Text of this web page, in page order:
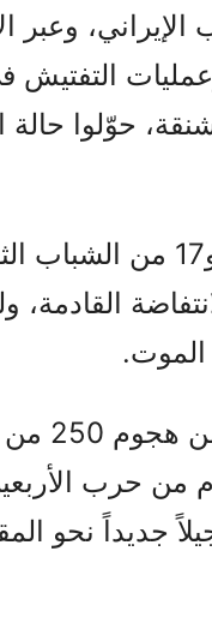
وعبر
التفتيش
حوّلوا
لقد أعدموا ثمانية من مجاهدي
القادمة،
الموت.
كما أنهم
حرب
جديداً نحو